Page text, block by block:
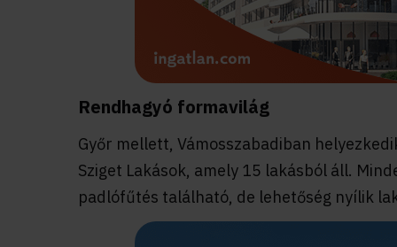
Rendhagyó formavilág
Győr mellett, Vámosszabadiban
Sziget Lakások, amely 15 lakásból áll.
padlófűtés található, de lehetőség nyílik